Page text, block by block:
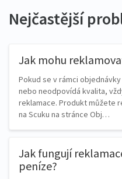
Nejčastější
Jak mohu
Pokud se v rámci
nebo neodpovídá kvalita,
reklamace. Produkt můžete
na Scuku na stránce Obj…
Jak fungují
peníze?